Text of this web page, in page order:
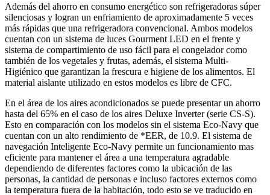
Además del ahorro en consumo energético son refrigeradoras súper
silenciosas y logran un enfriamiento de aproximadamente 5 veces
más rápidas que una refrigeradora convencional. Ambos modelos
cuentan con un sistema de luces Gourment LED en el frente y
sistema de compartimiento de uso fácil para el congelador como
también de los vegetales y frutas, además, el sistema Multi-
Higiénico que garantizan la frescura e higiene de los alimentos. El
material aislante utilizado en estos modelos es libre de CFC.
En el área de los aires acondicionados se puede presentar un ahorro
hasta del 65% en el caso de los aires Deluxe Inverter (serie CS-S).
Esto en comparación con los modelos sin el sistema Eco-Navy que
cuentan con un alto rendimiento de *EER, de 10.9. El sistema de
navegación Inteligente Eco-Navy permite un funcionamiento mas
eficiente para mantener el área a una temperatura agradable
dependiendo de diferentes factores como la ubicación de las
personas, la cantidad de personas e incluso factores externos como
la temperatura fuera de la habitación, todo esto se ve traducido en